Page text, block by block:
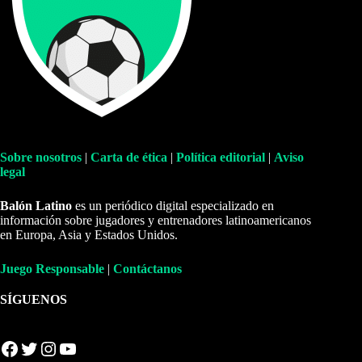
Sobre nosotros | Carta de ética | Política editorial | Aviso
legal
Balón Latino es un periódico digital especializado en
información sobre jugadores y entrenadores latinoamericanos
en Europa, Asia y Estados Unidos.
Juego Responsable | Contáctanos
SÍGUENOS
Facebook Twitter Instagram YouTube